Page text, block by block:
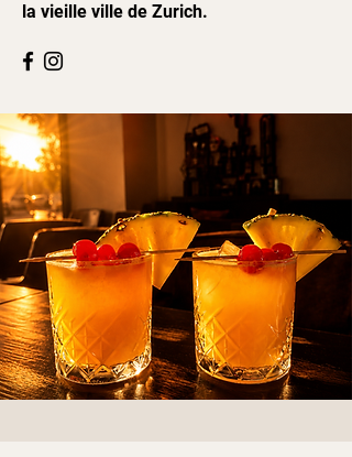
la vieille ville de Zurich.